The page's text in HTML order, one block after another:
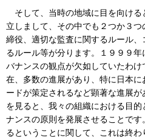
そして、当時の地域に目を向け
立しまして、その中でも２つか３
締役、適切な監査に関するルール
るルール等が分ります。１９９９
バナンスの観点が欠如していたわ
在、多数の進展があり、特に日本
ードが策定されるなど顕著な進展
を見ると、我々の組織における目
ナンスの原則を発展させることで
るということに関して、これは終